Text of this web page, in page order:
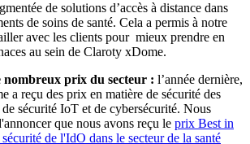
de solutions d’accès à distance dans
de soins de santé. Cela a permis à notre
avec les clients pour mieux prendre en
au sein de Claroty xDome.
nombreux prix du secteur : l’année dernière,
a reçu des prix en matière de sécurité des
de sécurité IoT et de cybersécurité. Nous
que nous avons reçu le prix Best in
de l'IdO dans le secteur de la santé